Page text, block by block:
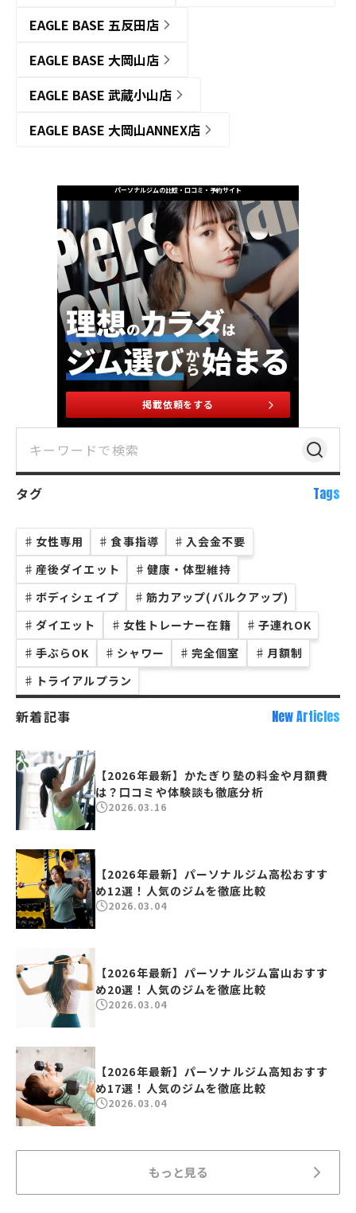
EAGLE BASE 五反田店
EAGLE BASE 大岡山店
EAGLE BASE 武蔵小山店
EAGLE BASE 大岡山ANNEX店
パーソナルジムの比較・口コミ・予約サイト
掲載依頼をする
タグ Tags
♯ 女性専用 ♯ 食事指導 ♯ 入会金不要
♯ 産後ダイエット ♯ 健康・体型維持
♯ ボディシェイプ ♯ 筋力アップ(バルクアップ)
♯ ダイエット ♯ 女性トレーナー在籍 ♯ 子連れOK
♯ 手ぶらOK ♯ シャワー ♯ 完全個室 ♯ 月額制
♯ トライアルプラン
新着記事 New Articles
【2026年最新】かたぎり塾の料金や月額費
は？口コミや体験談も徹底分析
2026.03.16
【2026年最新】パーソナルジム高松おすす
め12選！人気のジムを徹底比較
2026.03.04
【2026年最新】パーソナルジム富山おすす
め20選！人気のジムを徹底比較
2026.03.04
【2026年最新】パーソナルジム高知おすす
め17選！人気のジムを徹底比較
2026.03.04
もっと見る